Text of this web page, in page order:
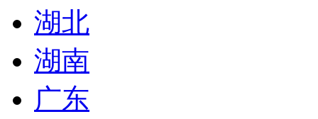
湖北
湖南
广东